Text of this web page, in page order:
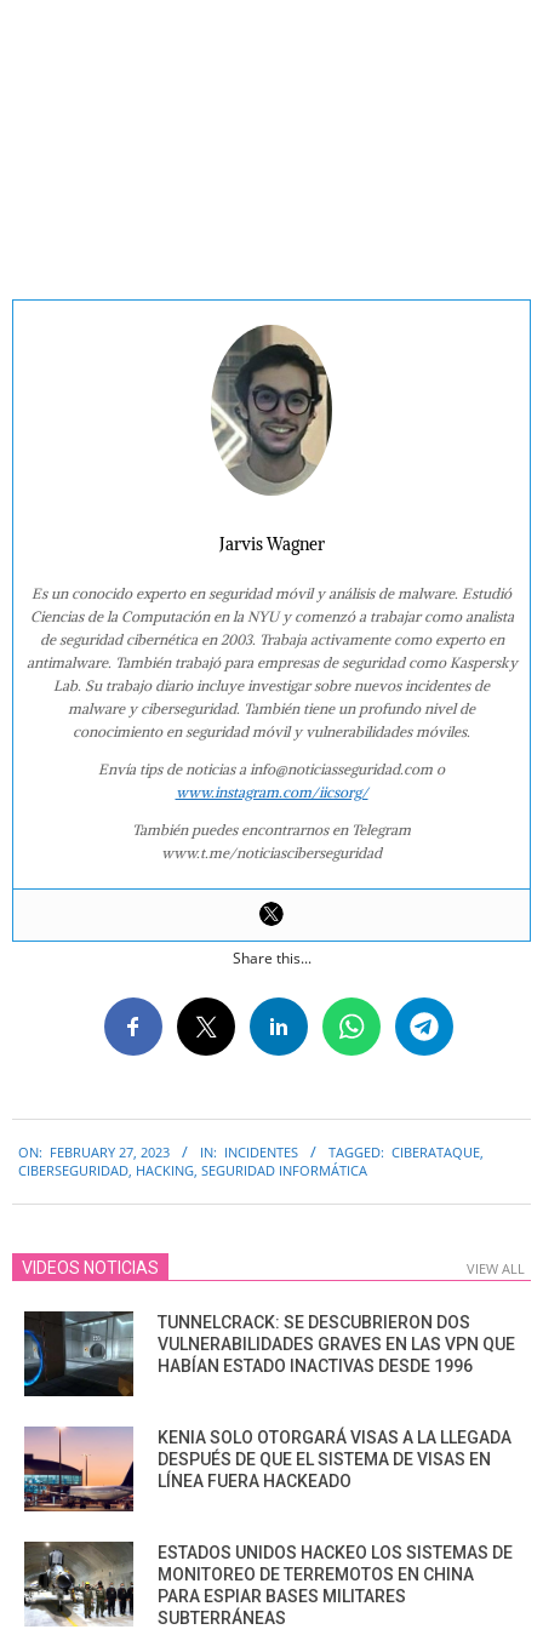
Jarvis Wagner
Es un conocido experto en seguridad móvil y análisis de malware. Estudió
Ciencias de la Computación en la NYU y comenzó a trabajar como analista
de seguridad cibernética en 2003. Trabaja activamente como experto en
antimalware. También trabajó para empresas de seguridad como Kaspersky
Lab. Su trabajo diario incluye investigar sobre nuevos incidentes de
malware y ciberseguridad. También tiene un profundo nivel de
conocimiento en seguridad móvil y vulnerabilidades móviles.
Envía tips de noticias a info@noticiasseguridad.com o
www.instagram.com/iicsorg/
También puedes encontrarnos en Telegram
www.t.me/noticiasciberseguridad
Share this...
02-
ON: FEBRUARY 27, 2023 IN: INCIDENTES TAGGED: CIBERATAQUE,
CIBERSEGURIDAD, HACKING, SEGURIDAD INFORMÁTICA
VIDEOS NOTICIAS VIEW ALL
TUNNELCRACK: SE DESCUBRIERON DOS
VULNERABILIDADES GRAVES EN LAS VPN QUE
HABÍAN ESTADO INACTIVAS DESDE 1996
KENIA SOLO OTORGARÁ VISAS A LA LLEGADA
DESPUÉS DE QUE EL SISTEMA DE VISAS EN
LÍNEA FUERA HACKEADO
ESTADOS UNIDOS HACKEO LOS SISTEMAS DE
MONITOREO DE TERREMOTOS EN CHINA
PARA ESPIAR BASES MILITARES
SUBTERRÁNEAS